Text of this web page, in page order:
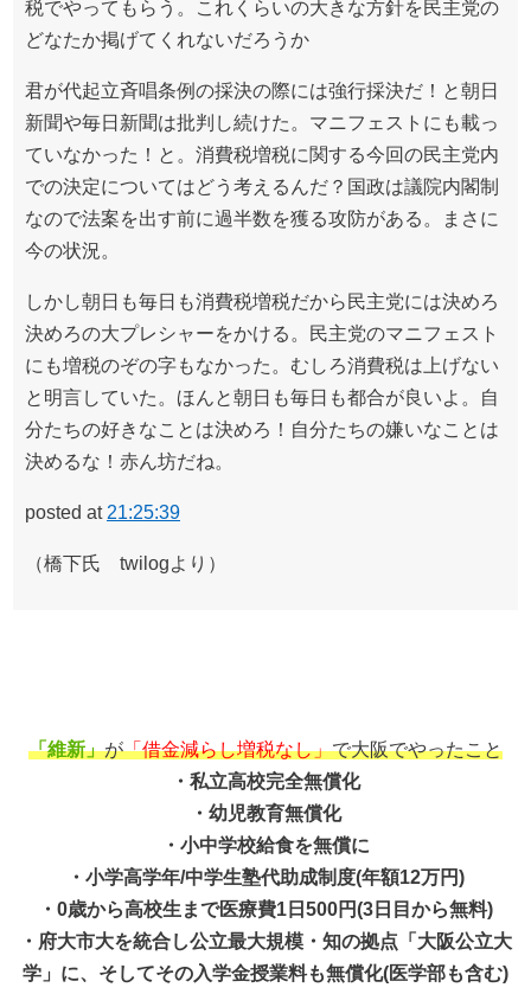
税でやってもらう。これくらいの大きな方針を民主党の
どなたか掲げてくれないだろうか
君が代起立斉唱条例の採決の際には強行採決だ！と朝日
新聞や毎日新聞は批判し続けた。マニフェストにも載っ
ていなかった！と。消費税増税に関する今回の民主党内
での決定についてはどう考えるんだ？国政は議院内閣制
なので法案を出す前に過半数を獲る攻防がある。まさに
今の状況。
しかし朝日も毎日も消費税増税だから民主党には決めろ
決めろの大プレシャーをかける。民主党のマニフェスト
にも増税のぞの字もなかった。むしろ消費税は上げない
と明言していた。ほんと朝日も毎日も都合が良いよ。自
分たちの好きなことは決めろ！自分たちの嫌いなことは
決めるな！赤ん坊だね。
posted at 21:25:39
（橋下氏 twilogより）
「維新」が「借金減らし増税なし」で大阪でやったこと
・私立高校完全無償化
・幼児教育無償化
・小中学校給食を無償に
・小学高学年/中学生塾代助成制度(年額12万円)
・0歳から高校生まで医療費1日500円(3日目から無料)
・府大市大を統合し公立最大規模・知の拠点「大阪公立大
学」に、そしてその入学金授業料も無償化(医学部も含む)